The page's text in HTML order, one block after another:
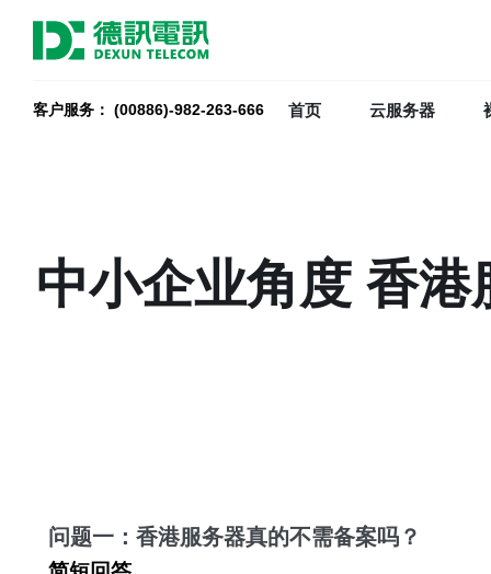
客户服务： (00886)-982-263-666 首页 云服务器
中小企业角度 香
问题一： 香港服务器真的不需备案吗？